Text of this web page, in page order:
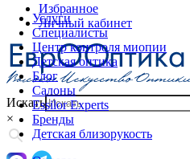
Избранное
Личный кабинет
Искать
×
Услуги
Специалисты
Центр контроля миопии
Детская оптика
Блог
Салоны
Essilor Experts
Бренды
Детская близорукость